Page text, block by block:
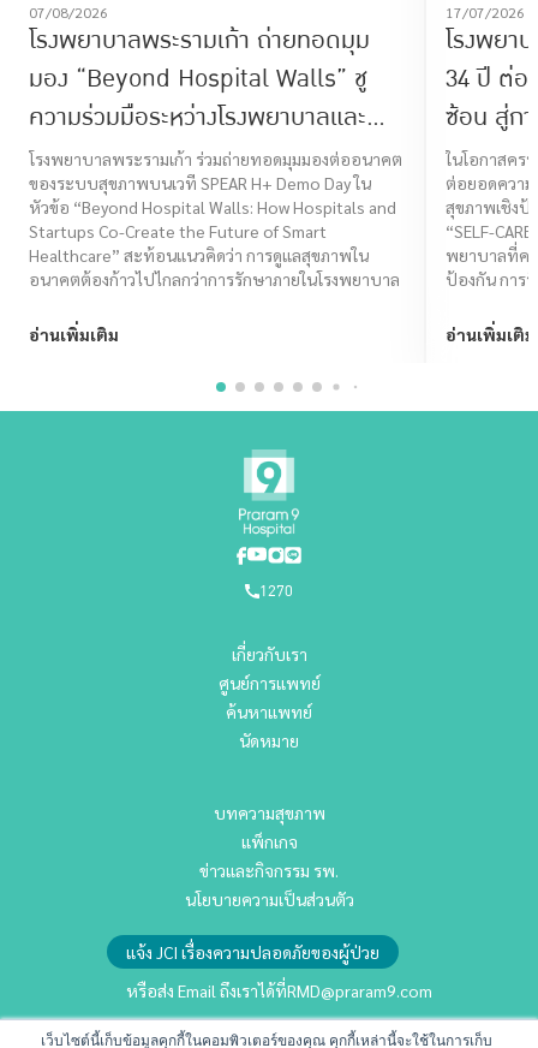
เว็บไซต์นี้เก็บข้อมูลคุกกี้ในคอมพิวเตอร์ของคุณ คุกกี้เหล่านี้จะใช้ในการเก็บ
07/08/2026
โรงพยาบาลพระรามเก้า ถ่ายทอดมุม
มอง “Beyond Hospital Walls” ชู
ความร่วมมือระหว่างโรงพยาบาลและ
Startup ร่วมสร้างอนาคต Smart
Healthcare
โรงพยาบาลพระรามเก้า ร่วมถ่ายทอดมุมมองต่ออนาคต
ของระบบสุขภาพบนเวที SPEAR H+ Demo Day ใน
หัวข้อ “Beyond Hospital Walls: How Hospitals and
Startups Co-Create the Future of Smart
Healthcare” สะท้อนแนวคิดว่า การดูแลสุขภาพใน
อนาคตต้องก้าวไปไกลกว่าการรักษาภายในโรงพยาบาล
อ่านเพิ่มเติม
17/07/2026
โรงพยา
34 ปี ต่อ
ซ้อน สู่ก
โจทย์ไล
CARE
ในโอกาสคร
ต่อยอดความ
สุขภาพเชิงป้
“SELF-
พยาบาลที่คร
ป้องกัน การ
อ่านเพิ่มเติม
1270
เกี่ยวกับเรา
ศูนย์การแพทย์
ค้นหาแพทย์
นัดหมาย
บทความสุขภาพ
แพ็กเกจ
ข่าวและกิจกรรม รพ.
นโยบายความเป็นส่วนตัว
แจ้ง JCI เรื่องความปลอดภัยของผู้ป่วย
หรือส่ง Email ถึงเราได้ที่RMD@praram9.com